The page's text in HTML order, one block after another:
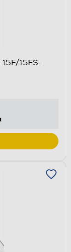
15F/15FS-